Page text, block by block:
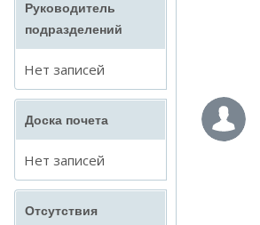
Руководитель
подразделений
Нет записей
Доска почета
Нет записей
Отсутствия